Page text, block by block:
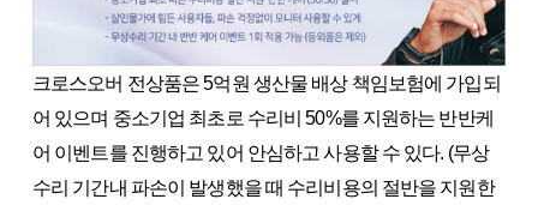
크로스오버 전상품은 5억원 생산물 배상 책임보험에 가입되
어 있으며 중소기업 최초로 수리비 50%를 지원하는 반반케
어 이벤트를 진행하고 있어 안심하고 사용할 수 있다. (무상
수리 기간내 파손이 발생했을 때 수리비용의 절반을 지원한